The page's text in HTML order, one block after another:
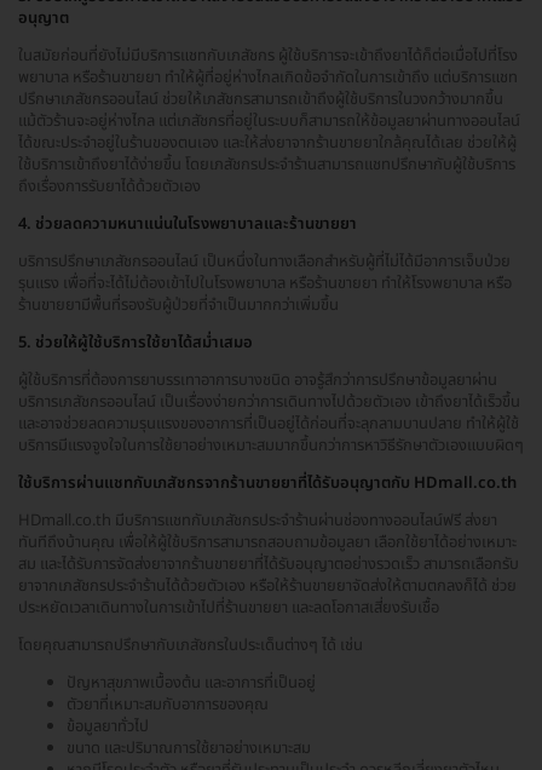
อนุญาต
ในสมัยก่อนที่ยังไม่มีบริการแชทกับเภสัชกร ผู้ใช้บริการจะเข้าถึงยาได้ก็ต่อเมื่อไปที่โรง
พยาบาล หรือร้านขายยา ทำให้ผู้ที่อยู่ห่างไกลเกิดข้อจำกัดในการเข้าถึง แต่บริการแชท
ปรึกษาเภสัชกรออนไลน์ ช่วยให้เภสัชกรสามารถเข้าถึงผู้ใช้บริการในวงกว้างมากขึ้น
แม้ตัวร้านจะอยู่ห่างไกล แต่เภสัชกรที่อยู่ในระบบก็สามารถให้ข้อมูลยาผ่านทางออนไลน์
ได้ขณะประจำอยู่ในร้านของตนเอง และให้ส่งยาจากร้านขายยาใกล้คุณได้เลย ช่วยให้ผู้
ใช้บริการเข้าถึงยาได้ง่ายขึ้น โดยเภสัชกรประจำร้านสามารถแชทปรึกษากับผู้ใช้บริการ
ถึงเรื่องการรับยาได้ด้วยตัวเอง
4. ช่วยลดความหนาแน่นในโรงพยาบาลและร้านขายยา
บริการปรึกษาเภสัชกรออนไลน์ เป็นหนึ่งในทางเลือกสำหรับผู้ที่ไม่ได้มีอาการเจ็บป่วย
รุนแรง เพื่อที่จะได้ไม่ต้องเข้าไปในโรงพยาบาล หรือร้านขายยา ทำให้โรงพยาบาล หรือ
ร้านขายยามีพื้นที่รองรับผู้ป่วยที่จำเป็นมากกว่าเพิ่มขึ้น
5. ช่วยให้ผู้ใช้บริการใช้ยาได้สม่ำเสมอ
ผู้ใช้บริการที่ต้องการยาบรรเทาอาการบางชนิด อาจรู้สึกว่าการปรึกษาข้อมูลยาผ่าน
บริการเภสัชกรออนไลน์ เป็นเรื่องง่ายกว่าการเดินทางไปด้วยตัวเอง เข้าถึงยาได้เร็วขึ้น
และอาจช่วยลดความรุนแรงของอาการที่เป็นอยู่ได้ก่อนที่จะลุกลามบานปลาย ทำให้ผู้ใช้
บริการมีแรงจูงใจในการใช้ยาอย่างเหมาะสมมากขึ้นกว่าการหาวิธีรักษาตัวเองแบบผิดๆ
ใช้บริการผ่านแชทกับเภสัชกรจากร้านขายยาที่ได้รับอนุญาตกับ HDmall.co.th
HDmall.co.th มีบริการแชทกับเภสัชกรประจำร้านผ่านช่องทางออนไลน์ฟรี ส่งยา
ทันทีถึงบ้านคุณ เพื่อให้ผู้ใช้บริการสามารถสอบถามข้อมูลยา เลือกใช้ยาได้อย่างเหมาะ
สม และได้รับการจัดส่งยาจากร้านขายยาที่ได้รับอนุญาตอย่างรวดเร็ว สามารถเลือกรับ
ยาจากเภสัชกรประจำร้านได้ด้วยตัวเอง หรือให้ร้านขายยาจัดส่งให้ตามตกลงก็ได้ ช่วย
ประหยัดเวลาเดินทางในการเข้าไปที่ร้านขายยา และลดโอกาสเสี่ยงรับเชื้อ
โดยคุณสามารถปรึกษากับเภสัชกรในประเด็นต่างๆ ได้ เช่น
ปัญหาสุขภาพเบื้องต้น และอาการที่เป็นอยู่
ตัวยาที่เหมาะสมกับอาการของคุณ
ข้อมูลยาทั่วไป
ขนาด และปริมาณการใช้ยาอย่างเหมาะสม